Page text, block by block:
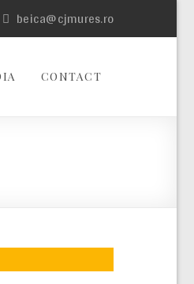
beica@cjmures.ro
CONTACT